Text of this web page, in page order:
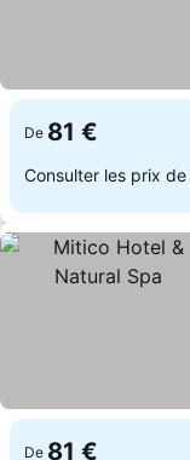
De 81 €
Consulter les prix de
De 81 €